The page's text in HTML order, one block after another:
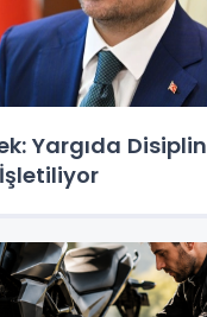
Yargıda